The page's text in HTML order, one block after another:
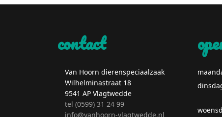
contact
Van Hoorn dierenspeciaalzaak
Wilhelminastraat 18
9541 AP Vlagtwedde
tel (0599) 31 24 99
info@vanhoorn-vlagtwedde.nl